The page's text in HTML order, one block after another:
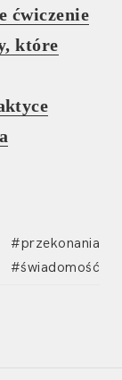
ćwiczenie
które
przekonania
świadomość